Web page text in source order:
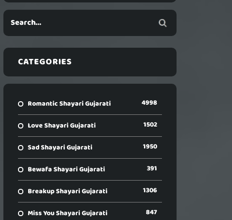
CATEGORIES
Romantic Shayari Gujarati 4998
Love Shayari Gujarati 1502
Sad Shayari Gujarati 1950
Bewafa Shayari Gujarati 391
Breakup Shayari Gujarati 1306
Miss You Shayari Gujarati 847